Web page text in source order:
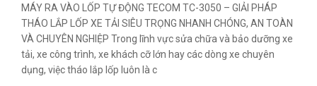
MÁY RA VÀO LỐP TỰ ĐỘNG TECOM TC-3050 – GIẢI PHÁP
THÁO LẮP LỐP XE TẢI SIÊU TRỌNG NHANH CHÓNG, AN TOÀN
VÀ CHUYÊN NGHIỆP Trong lĩnh vực sửa chữa và bảo dưỡng xe
tải, xe công trình, xe khách cỡ lớn hay các dòng xe chuyên
dụng, việc tháo lắp lốp luôn là c